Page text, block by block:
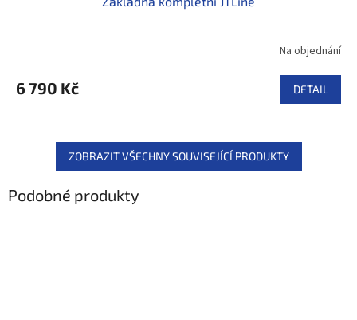
Na objednání
6 790 Kč DETAIL
ZOBRAZIT VŠECHNY SOUVISEJÍCÍ PRODUKTY
Podobné produkty